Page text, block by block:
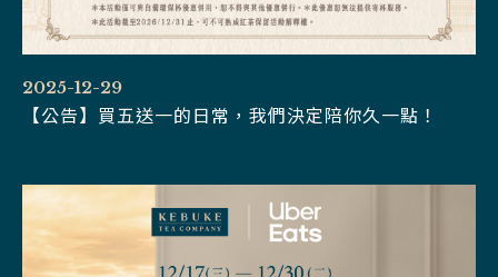
2025-12-29
【公告】買五送一的日常，我們決定陪你久一點！